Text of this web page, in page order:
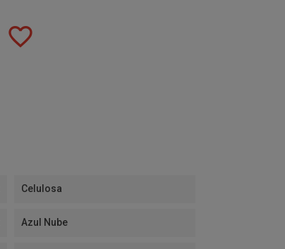
favorite_border
Celulosa
Azul Nube